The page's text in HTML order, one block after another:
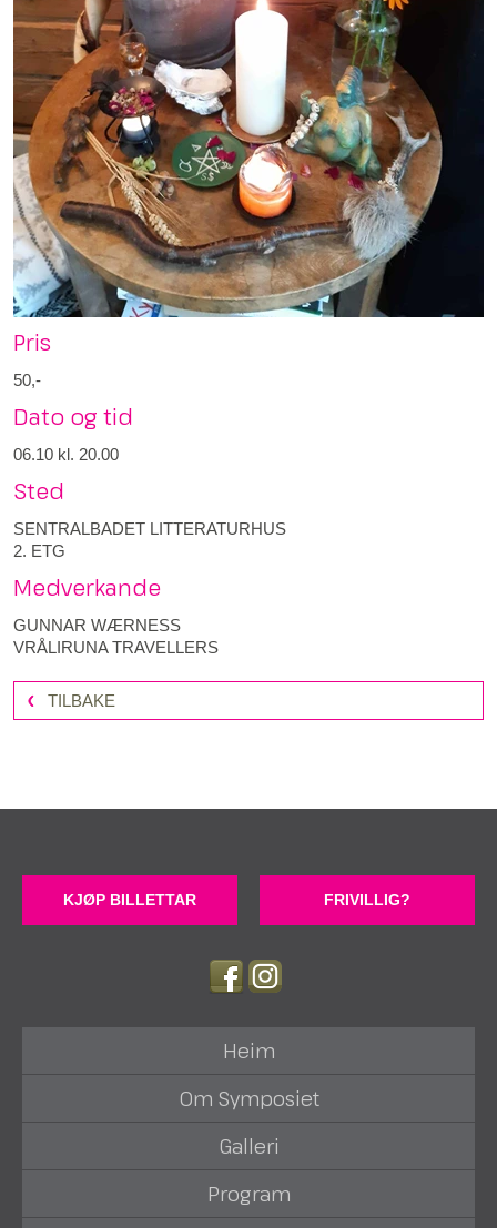
Pris
50,-
Dato og tid
06.10 kl. 20.00
Sted
SENTRALBADET LITTERATURHUS
2. ETG
Medverkande
GUNNAR WÆRNESS
VRÅLIRUNA TRAVELLERS
TILBAKE
KJØP BILLETTAR FRIVILLIG?
Heim
Om Symposiet
Galleri
Program